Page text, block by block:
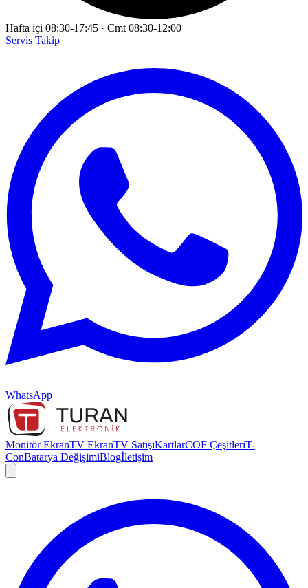
Hafta içi 08:30-17:45 · Cmt 08:30-12:00
Servis Takip
WhatsApp
Monitör EkranTV EkranTV SatışıKartlarCOF ÇeşitleriT-
ConBatarya DeğişimiBlogİletişim